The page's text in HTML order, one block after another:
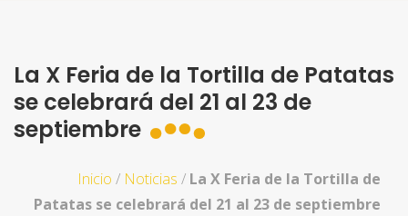
La X Feria de la Tortilla de Patatas
se celebrará del 21 al 23 de
septiembre
Inicio / Noticias / La X Feria de la Tortilla de
Patatas se celebrará del 21 al 23 de septiembre